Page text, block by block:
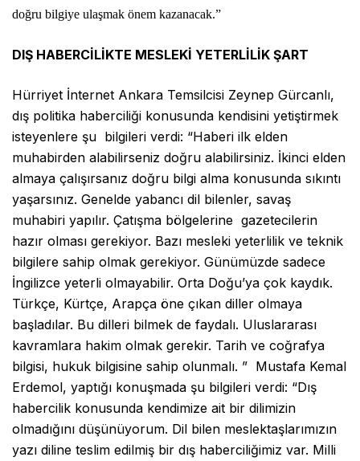
doğru bilgiye ulaşmak önem kazanacak.”
DIŞ HABERCİLİKTE MESLEKİ YETERLİLİK ŞART
Hürriyet İnternet Ankara Temsilcisi Zeynep Gürcanlı,
dış politika haberciliği konusunda kendisini yetiştirmek
isteyenlere şu bilgileri verdi: “Haberi ilk elden
muhabirden alabilirseniz doğru alabilirsiniz. İkinci elden
almaya çalışırsanız doğru bilgi alma konusunda sıkıntı
yaşarsınız. Genelde yabancı dil bilenler, savaş
muhabiri yapılır. Çatışma bölgelerine gazetecilerin
hazır olması gerekiyor. Bazı mesleki yeterlilik ve teknik
bilgilere sahip olmak gerekiyor. Günümüzde sadece
İngilizce yeterli olmayabilir. Orta Doğu’ya çok kaydık.
Türkçe, Kürtçe, Arapça öne çıkan diller olmaya
başladılar. Bu dilleri bilmek de faydalı. Uluslararası
kavramlara hakim olmak gerekir. Tarih ve coğrafya
bilgisi, hukuk bilgisine sahip olunmalı. ” Mustafa Kemal
Erdemol, yaptığı konuşmada şu bilgileri verdi: “Dış
habercilik konusunda kendimize ait bir dilimizin
olmadığını düşünüyorum. Dil bilen meslektaşlarımızın
yazı diline teslim edilmiş bir dış haberciliğimiz var. Milli